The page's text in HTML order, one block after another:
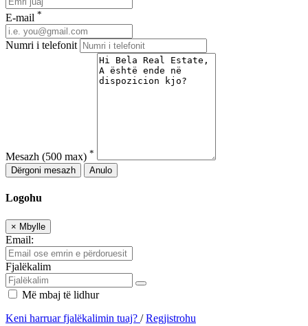
E-mail *
Numri i telefonit
Mesazh (500 max) *
Dërgoni mesazh
Anulo
Logohu
× Mbylle
Email:
Fjalëkalim
Më mbaj të lidhur
Keni harruar fjalëkalimin tuaj? /Regjistrohu